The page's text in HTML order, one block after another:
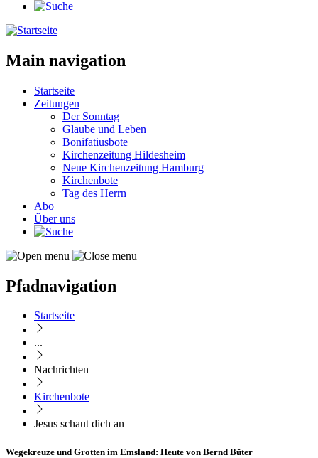
Main navigation
Startseite
Zeitungen
Der Sonntag
Glaube und Leben
Bonifatiusbote
Kirchenzeitung Hildesheim
Neue Kirchenzeitung Hamburg
Kirchenbote
Tag des Herrn
Abo
Über uns
Pfadnavigation
Startseite
...
Nachrichten
Kirchenbote
Jesus schaut dich an
Wegekreuze und Grotten im Emsland: Heute von Bernd Büter